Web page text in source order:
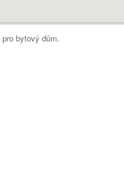
bytový dům.